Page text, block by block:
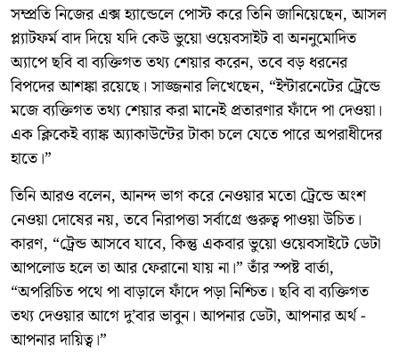
সম্প্রতি নিজের এক্স হ্যান্ডেলে পোস্ট করে তিনি জানিয়েছেন, আসল
প্ল্যাটফর্ম বাদ দিয়ে যদি কেউ ভুয়ো ওয়েবসাইট বা অননুমোদিত
অ্যাপে ছবি বা ব্যক্তিগত তথ্য শেয়ার করেন, তবে বড় ধরনের
বিপদের আশঙ্কা রয়েছে। সাজ্জনার লিখেছেন, “ইন্টারনেটের ট্রেন্ডে
মজে ব্যক্তিগত তথ্য শেয়ার করা মানেই প্রতারণার ফাঁদে পা দেওয়া।
এক ক্লিকেই ব্যাঙ্ক অ্যাকাউন্টের টাকা চলে যেতে পারে অপরাধীদের
হাতে।”
তিনি আরও বলেন, আনন্দ ভাগ করে নেওয়ার মতো ট্রেন্ডে অংশ
নেওয়া দোষের নয়, তবে নিরাপত্তা সর্বাগ্রে গুরুত্ব পাওয়া উচিত।
কারণ, “ট্রেন্ড আসবে যাবে, কিন্তু একবার ভুয়ো ওয়েবসাইটে ডেটা
আপলোড হলে তা আর ফেরানো যায় না।” তাঁর স্পষ্ট বার্তা,
“অপরিচিত পথে পা বাড়ালে ফাঁদে পড়া নিশ্চিত। ছবি বা ব্যক্তিগত
তথ্য দেওয়ার আগে দু’বার ভাবুন। আপনার ডেটা, আপনার অর্থ -
আপনার দায়িত্ব।”